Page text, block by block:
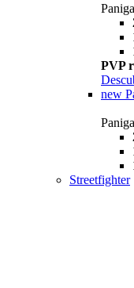
PVP
new
Streetfighter